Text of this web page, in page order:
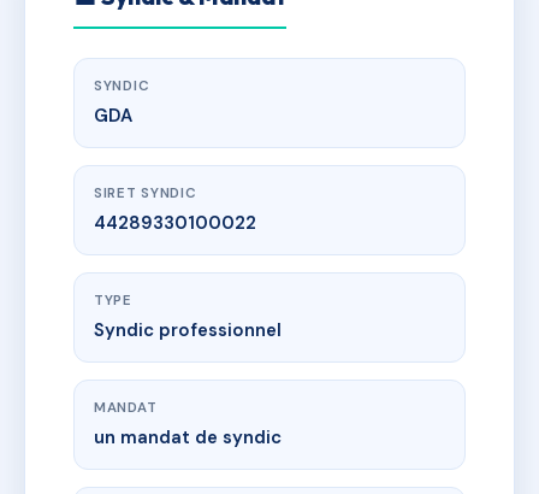
SYNDIC
GDA
SIRET SYNDIC
44289330100022
TYPE
Syndic professionnel
MANDAT
un mandat de syndic